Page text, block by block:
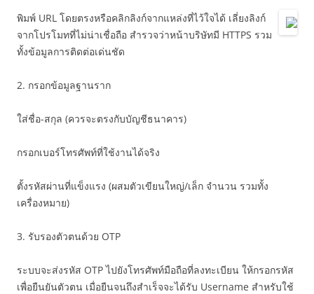
พิมพ์ URL โดยตรงหรือคลิกลิงก์จากแหล่งที่ไว้ใจได้ เลี่ยงลิงก์
จากโปรโมทที่ไม่น่าเชื่อถือ สำรวจว่าหน้าบริษัทมี HTTPS รวม
ทั้งข้อมูลการติดต่อเด่นชัด
2. กรอกข้อมูลฐานราก
ใส่ชื่อ-สกุล (ควรจะตรงกับบัญชีธนาคาร)
กรอกเบอร์โทรศัพท์ที่ใช้งานได้จริง
ตั้งรหัสผ่านที่แข็งแรง (ผสมตัวเขียนใหญ่/เล็ก จำนวน รวมทั้ง
เครื่องหมาย)
3. รับรองตัวตนด้วย OTP
ระบบจะส่งรหัส OTP ไปยังโทรศัพท์มือถือที่ลงทะเบียน ให้กรอกรหัส
เพื่อยืนยันตัวตน เมื่อยืนจนถึงสำเร็จจะได้รับ Username สำหรับใช้